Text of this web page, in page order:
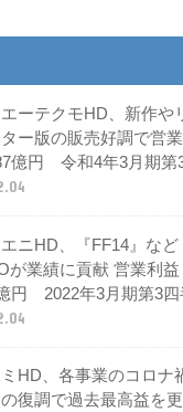
ーテクモHD、新作や
ー版の販売好調で営業
億円 令和4年3月期第
ニHD、『FF14』など
が業績に貢献 営業利益
円 2022年3月期第3四
HD、各事業のコロナ
復調で過去最高益を